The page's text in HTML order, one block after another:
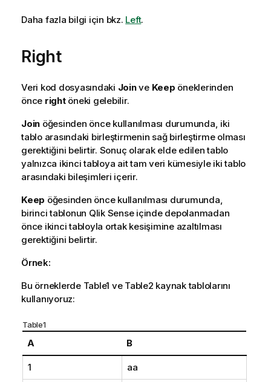
Daha fazla bilgi için bkz. Left.
Right
Veri kod dosyasındaki Joinve Keep öneklerinden
önce rightöneki gelebilir.
Join öğesinden önce kullanılması durumunda, iki
tablo arasındaki birleştirmenin sağ birleştirme olması
gerektiğini belirtir. Sonuç olarak elde edilen tablo
yalnızca ikinci tabloya ait tam veri kümesiyle iki tablo
arasındaki bileşimleri içerir.
Keep öğesinden önce kullanılması durumunda,
birinci tablonun Qlik Senseiçinde depolanmadan
önce ikinci tabloyla ortak kesişimine azaltılması
gerektiğini belirtir.
Örnek:
Bu örneklerde Table1 ve Table2 kaynak tablolarını
kullanıyoruz:
Table1
A B
1 aa